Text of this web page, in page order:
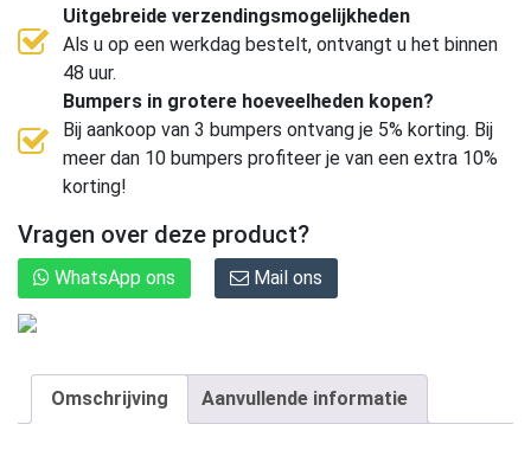
Uitgebreide verzendingsmogelijkheden
Als u op een werkdag bestelt, ontvangt u het binnen
48 uur.
Bumpers in grotere hoeveelheden kopen?
Bij aankoop van 3 bumpers ontvang je 5% korting. Bij
meer dan 10 bumpers profiteer je van een extra 10%
korting!
Vragen over deze product?
WhatsApp ons Mail ons
Omschrijving Aanvullende informatie